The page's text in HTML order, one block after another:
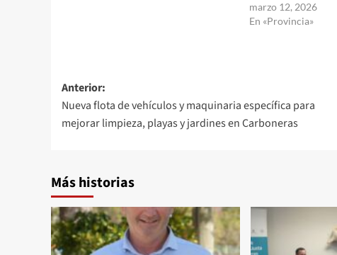
marzo 12, 2026
En «Provincia»
Navegación
de
entradas
Anterior:
Nueva flota de vehículos y maquinaria específica para
mejorar limpieza, playas y jardines en Carboneras
Más historias